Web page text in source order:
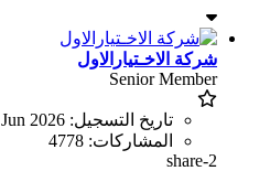
شركة الاخـتيارالاول
Senior Member
تاريخ التسجيل: Jun 2026
المشاركات: 4778
share-2